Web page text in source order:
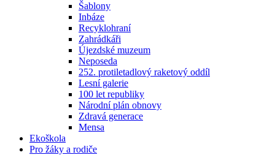
Šablony
Inbáze
Recyklohraní
Zahrádkáři
Újezdské muzeum
Neposeda
252. protiletadlový raketový oddíl
Lesní galerie
100 let republiky
Národní plán obnovy
Zdravá generace
Mensa
Ekoškola
Pro žáky a rodiče